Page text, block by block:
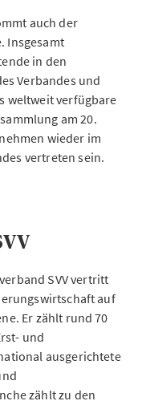
auch der
Insgesamt
in den
Verbandes und
weltweit verfügbare
am 20.
wieder im
vertreten sein.
SVV vertritt
auf
Er zählt rund 70
und
ausgerichtete
zählt zu den